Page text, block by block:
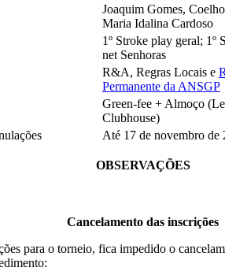
Joaquim Gomes,
Maria Idalina Cardoso
1º Stroke play geral; 1º
net Senhoras
R&A, Regras Locais e
Permanente da ANSGP
Green-fee + Almoço
Clubhouse)
Até 17 de novembro de
OBSERVAÇÕES
Cancelamento das inscrições
para o torneio, fica impedido o